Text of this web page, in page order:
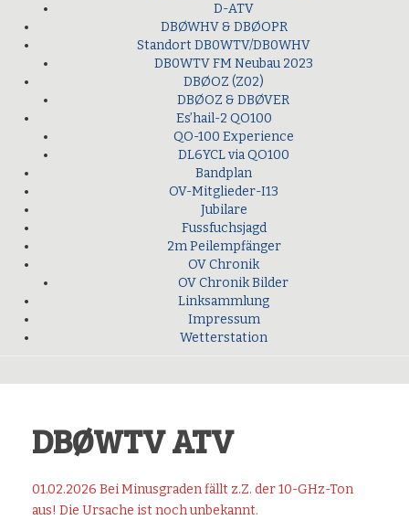
D-ATV
DBØWHV & DBØOPR
Standort DB0WTV/DB0WHV
DB0WTV FM Neubau 2023
DBØOZ (Z02)
DBØOZ & DBØVER
Es’hail-2 QO100
QO-100 Experience
DL6YCL via QO100
Bandplan
OV-Mitglieder-I13
Jubilare
Fussfuchsjagd
2m Peilempfänger
OV Chronik
OV Chronik Bilder
Linksammlung
Impressum
Wetterstation
DBØWTV ATV
01.02.2026 Bei Minusgraden fällt z.Z. der 10-GHz-Ton
aus! Die Ursache ist noch unbekannt.